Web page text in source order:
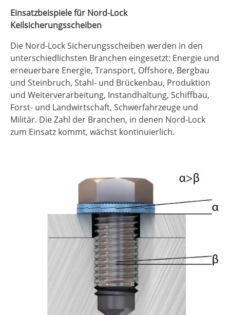
Einsatzbeispiele für Nord-Lock
Keilsicherungsscheiben
Die Nord-Lock Sicherungsscheiben werden in den
unterschiedlichsten Branchen eingesetzt: Energie und
erneuerbare Energie, Transport, Offshore, Bergbau
und Steinbruch, Stahl- und Brückenbau, Produktion
und Weiterverarbeitung, Instandhaltung, Schiffbau,
Forst- und Landwirtschaft, Schwerfahrzeuge und
Militär. Die Zahl der Branchen, in denen Nord-Lock
zum Einsatz kommt, wächst kontinuierlich.